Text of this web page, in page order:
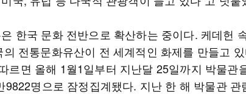
한국 문화 전반으로 확산하는 중이다. 케데헌 속
의 전통문화유산이 전 세계적인 화제를 만들고
르면 올해 1월1일부터 지난달 25일까지 박물관
9822명으로 잠정집계됐다. 지난 한 해 박물관 관